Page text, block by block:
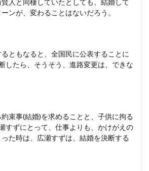
ンが、変わることはないだろう。
ともなると、全国民に公表することに
したら、そうそう、進路変更は、できな
束事(結婚)を求めることと、子供に拘る
すずにとって、仕事よりも、かけがえの
た時は、広瀬すずは、結婚を決断する